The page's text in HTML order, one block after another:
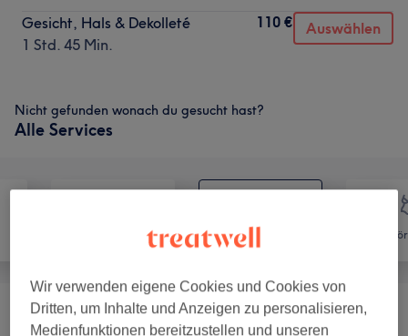
Gesicht, Hals & Dekolleté
1 Std. 45 Min.
110 € Auswählen
Nicht gefunden wonach du gesucht hast?
Alle Services
Haarentfernung Gesicht
Beratung Kostenlos (1 )
Wir verwenden eigene Cookies und Cookies von
Dritten, um Inhalte und Anzeigen zu personalisieren,
Medienfunktionen bereitzustellen und unseren